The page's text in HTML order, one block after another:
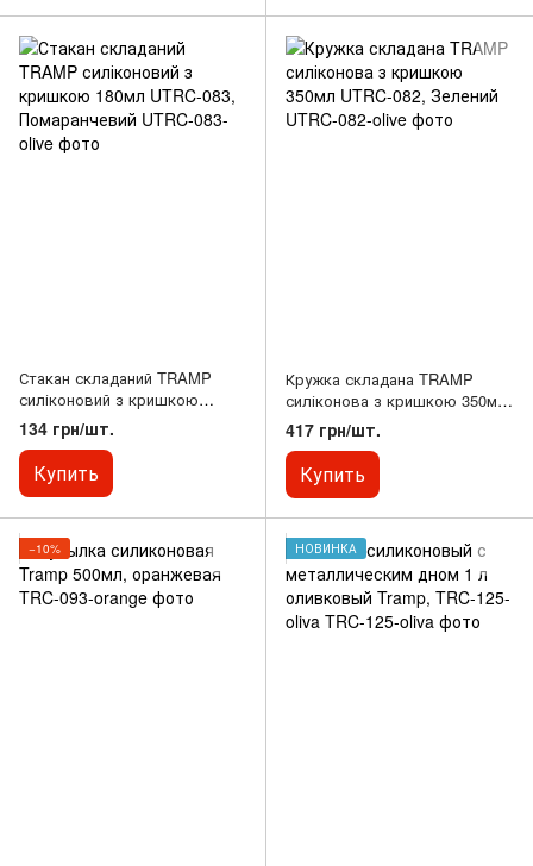
Стакан складаний TRAMP
силіконовий з кришкою
180мл UTRC-083,
Помаранчевий
134 грн/шт.
Купить
Кружка складана TRAMP
силіконова з кришкою 350мл
UTRC-082, Зелений
417 грн/шт.
Купить
−10% НОВИНКА